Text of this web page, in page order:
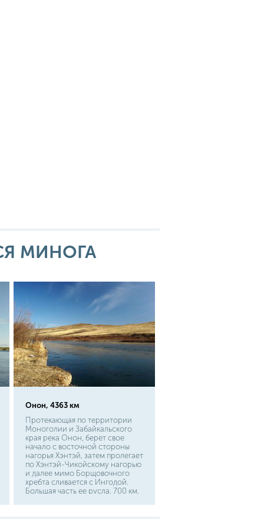
МИНОГА
Онон, 4363 км
Протекающая по территории
Моноголии и Забайкальского
края река Онон, берет свое
начало с восточной стороны
нагорья Хэнтэй, затем пролегает
по Хэнтэй-Чикойскому нагорью
и далее мимо Борщовочного
хребта сливается с Ингодой.
Большая часть ее русла, 700 км,